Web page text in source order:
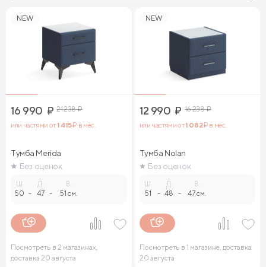
NEW
16 990 ₽ 21 238₽
или частями от1 415₽ в мес.
Тумба Merida
Без оценок
50 -
Д.
47 -
В.
51 см.
Посмотреть в 2 магазинах,
доставка 20 августа
NEW
12 990 ₽ 16 238₽
или частями от1 082₽ в мес.
Тумба Nolan
Без оценок
51 -
Д.
48 -
В.
47 см.
Посмотреть в 1 магазине, доставка
20 августа